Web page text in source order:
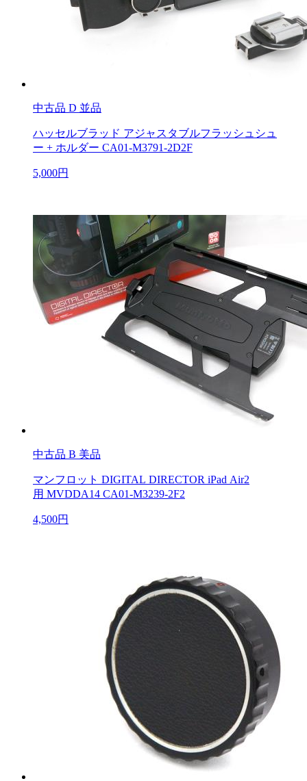
中古品 D 並品
ハッセルブラッド アジャスタブルフラッシュシュ
ー + ホルダー CA01-M3791-2D2F
5,000円
中古品 B 美品
マンフロット DIGITAL DIRECTOR iPad Air2
用 MVDDA14 CA01-M3239-2F2
4,500円